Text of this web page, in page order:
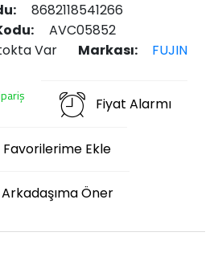
8682118541266
AVC05852
Var Markası: FUJIN
Fiyat Alarmı
Favorilerime Ekle
Arkadaşıma Öner